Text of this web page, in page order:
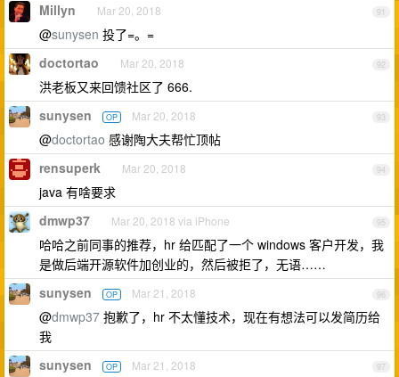
91
Millyn Mar 20, 2018
@sunysen 投了=。=
92
doctortao Mar 20, 2018
洪老板又来回馈社区了 666.
93
sunysen OP Mar 20, 2018
@doctortao 感谢陶大夫帮忙顶帖
94
rensuperk Mar 20, 2018
java 有啥要求
95
dmwp37 Mar 20, 2018 via iPhone
哈哈之前同事的推荐，hr 给匹配了一个 windows 客户开发，我
是做后端开源软件加创业的，然后被拒了，无语……
96
sunysen OP Mar 21, 2018
@dmwp37 抱歉了，hr 不太懂技术，现在有想法可以发简历给
我
97
sunysen OP Mar 21, 2018